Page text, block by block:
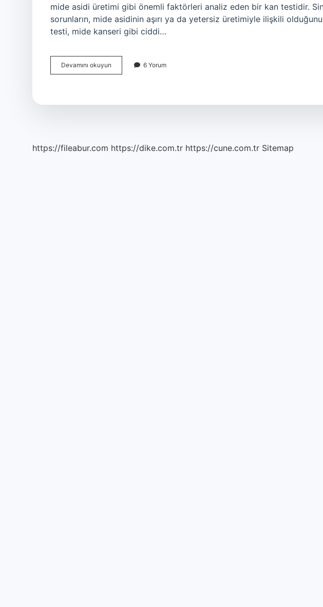
mide asidi üretimi gibi önemli faktörleri analiz eden bir kan testidir.
sorunların, mide asidinin aşırı ya da yetersiz üretimiyle ilişkili
testi, mide kanseri gibi ciddi…
Devamını okuyun Gastropanel
testi
6 Yorum
https://fileabur.com https://dike.com.tr https://cune.com.tr Sitemap